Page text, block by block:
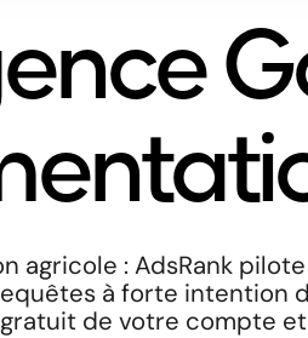
Microsoft Advertising
Presse
Le blog
agricole : AdsRank
à forte intention
gratuit de votre compte